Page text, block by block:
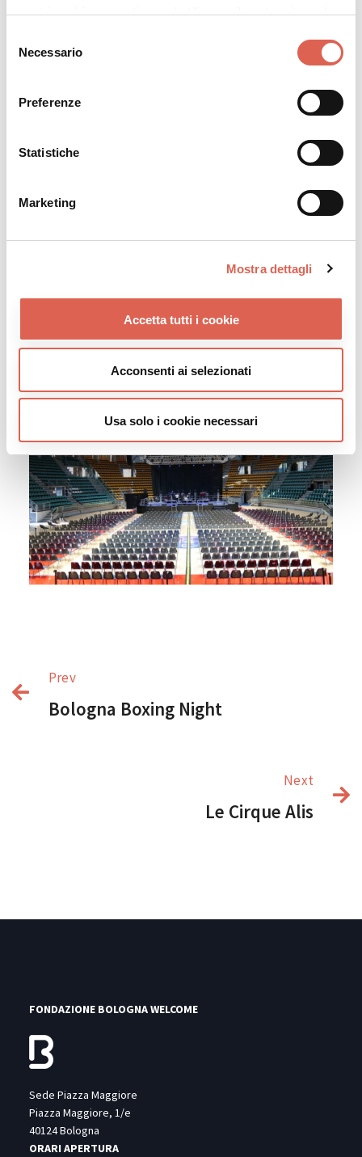
nostri cookie se continua ad utilizzare il nostro sito web.
delNecessario
Preferenze
Statistiche
Marketing
Mostra dettagli
Accetta tutti i cookie
Acconsenti ai selezionati
Usa solo i cookie necessari
Prev
Bologna Boxing Night
Next
Le Cirque Alis
FONDAZIONE BOLOGNA WELCOME
Sede Piazza Maggiore
Piazza Maggiore, 1/e
40124 Bologna
ORARI APERTURA